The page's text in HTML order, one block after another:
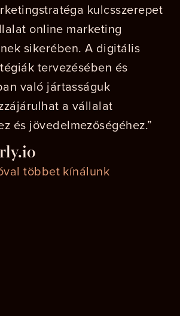
kulcsszerepet
online marketing
sikerében. A digitális
tervezésében és
való jártasságuk
a vállalat
és jövedelmezőségéhez.”
többet kínálunk